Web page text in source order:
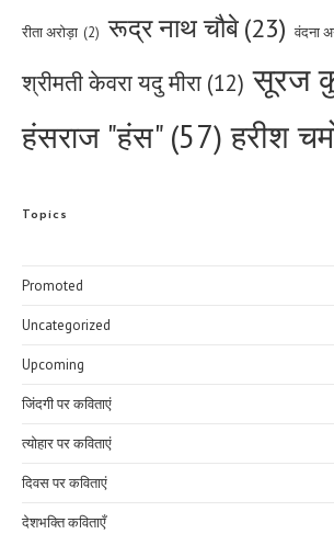
रीता अरोड़ा (2) रूद्र नाथ चौबे(23) वंदना
श्रीमती केवरा यदु मीरा (12) सूरज
हंसराज "हंस" (57) हरीश
Topics
Promoted
Uncategorized
Upcoming
जिंदगी पर कविताएं
त्योहार पर कविताएं
दिवस पर कविताएं
देशभक्ति कविताएँ